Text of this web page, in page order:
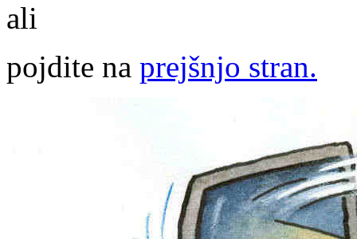
ali
pojdite na prejšnjo stran.